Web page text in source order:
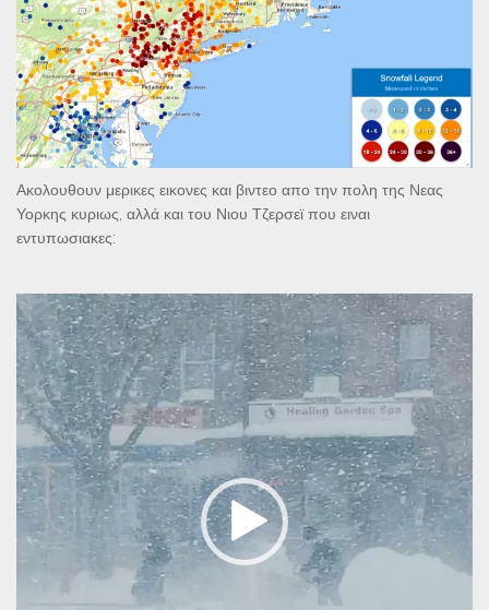
Ακολουθουν μερικες εικονες και βιντεο απο την πολη της Νεας
Υορκης κυριως, αλλά και του Νιου Τζερσεϊ που ειναι
εντυπωσιακες:
Πρόγραμμα
Αναπαραγωγής
Βίντεο